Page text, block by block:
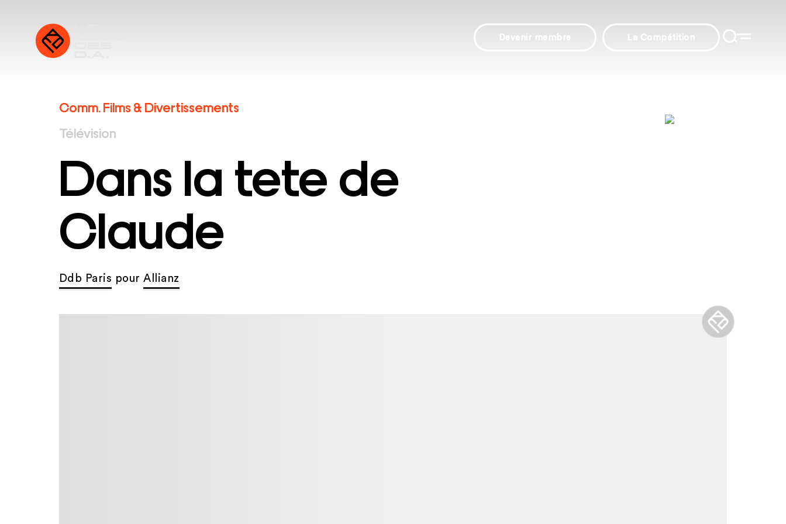
Devenir membre La Compétition
Comm. Films & Divertissements
Télévision
Dans la tete de
Claude
Ddb Paris pour Allianz